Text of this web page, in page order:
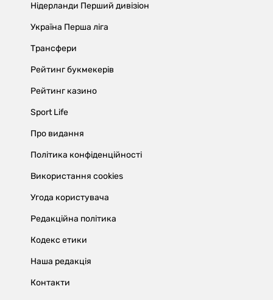
Нідерланди Перший дивізіон
Україна Перша ліга
Трансфери
Рейтинг букмекерів
Рейтинг казино
Sport Life
Про видання
Політика конфіденційності
Використання cookies
Угода користувача
Редакційна політика
Кодекс етики
Наша редакція
Контакти